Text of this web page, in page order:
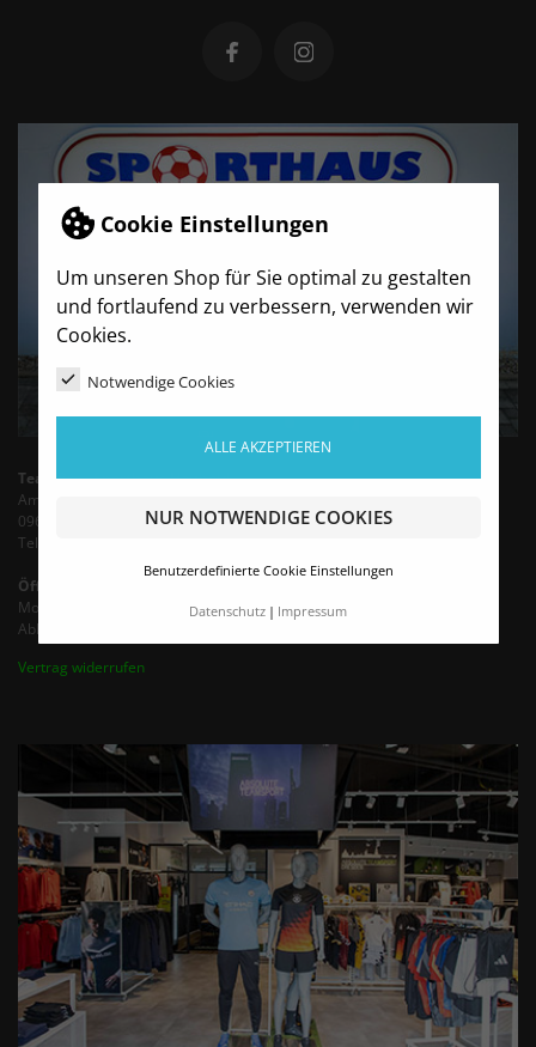
Cookie Einstellungen
Um unseren Shop für Sie optimal zu gestalten
und fortlaufend zu verbessern, verwenden wir
Cookies.
Notwendige Cookies
ALLE AKZEPTIEREN
NUR NOTWENDIGE COOKIES
Benutzerdefinierte Cookie Einstellungen
Datenschutz Impressum
TeamBro - Sporthaus Haubold
Am Wasserturm 6
09603 Siebenlehn
Tel.: +49 35242 - 66683 (Mo-Fr 9-13 Uhr)
Öffnungszeiten
Montag - Freitag von 9:00 - 16:00 Uhr
Abholung / Termine nach Vereinbarung bis 18 Uhr
Vertrag widerrufen